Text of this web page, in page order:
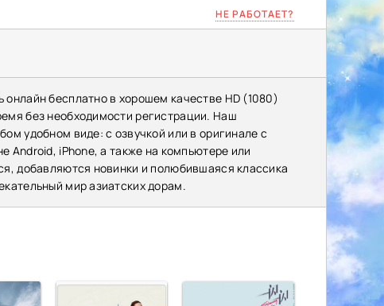
НЕ РАБОТАЕТ?
онлайн бесплатно в хорошем качестве HD (1080)
без необходимости регистрации. Наш
удобном виде: с озвучкой или в оригинале с
Android, iPhone, а также на компьютере или
добавляются новинки и полюбившаяся классика
мир азиатских дорам.